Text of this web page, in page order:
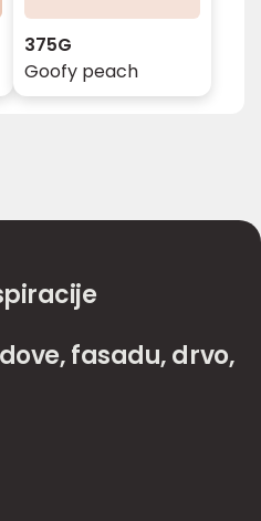
375G
Goofy peach
fasadu, drvo,